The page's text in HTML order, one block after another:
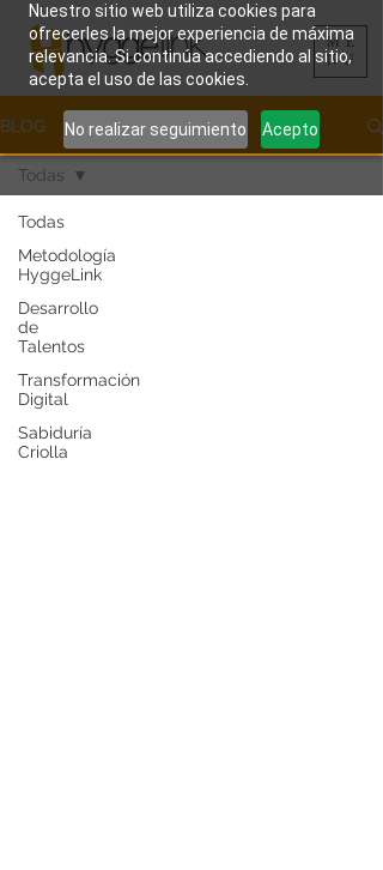
Nuestro sitio web utiliza cookies para
ofrecerles la mejor experiencia de máxima
relevancia. Si continúa accediendo al sitio,
acepta el uso de las cookies.
No realizar seguimiento Acepto
ME
NU
BLOG
Todas
Metodología
HyggeLink
Desarrollo
de
Talentos
Transformación
Digital
Sabiduría
Criolla
Todas